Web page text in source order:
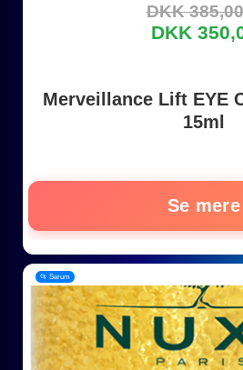
DKK 385,00
DKK
Merveillance Lift EYE
15ml
Se mere
📂 Serum